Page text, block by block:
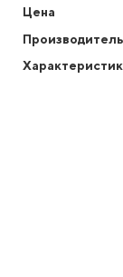
Цена
Производитель